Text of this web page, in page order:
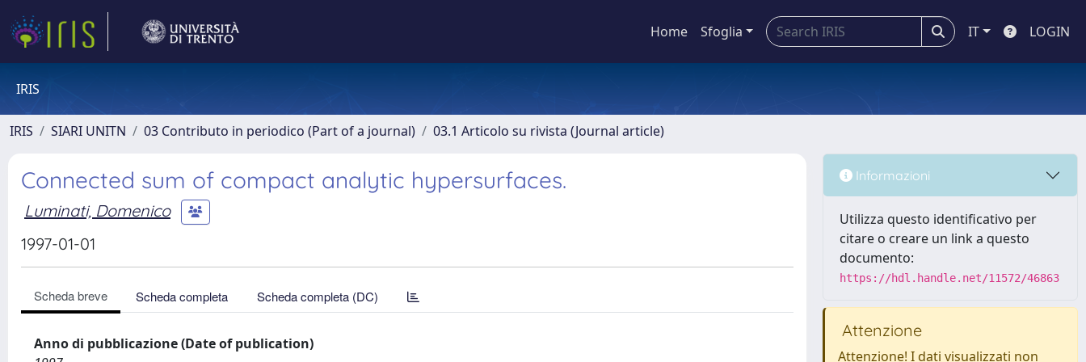
Home Sfoglia IT LOGIN
IRIS
IRIS SIARI UNITN 03 Contributo in periodico (Part of a journal) 03.1 Articolo su rivista (Journal article)
Connected sum of compact analytic hypersurfaces.
Luminati, Domenico
1997-01-01
Scheda breve Scheda completa Scheda completa (DC)
Anno di pubblicazione (Date of publication)
Informazioni
Utilizza questo identificativo per
citare o creare un link a questo
documento:
https://hdl.handle.net/11572/46863
Attenzione
Attenzione! I dati visualizzati non